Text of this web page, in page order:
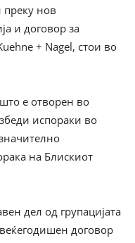
преку нов
и договор за
+ Nagel, стои во
е отворен во
испораки во
на Блискиот
дел од групацијата
договор